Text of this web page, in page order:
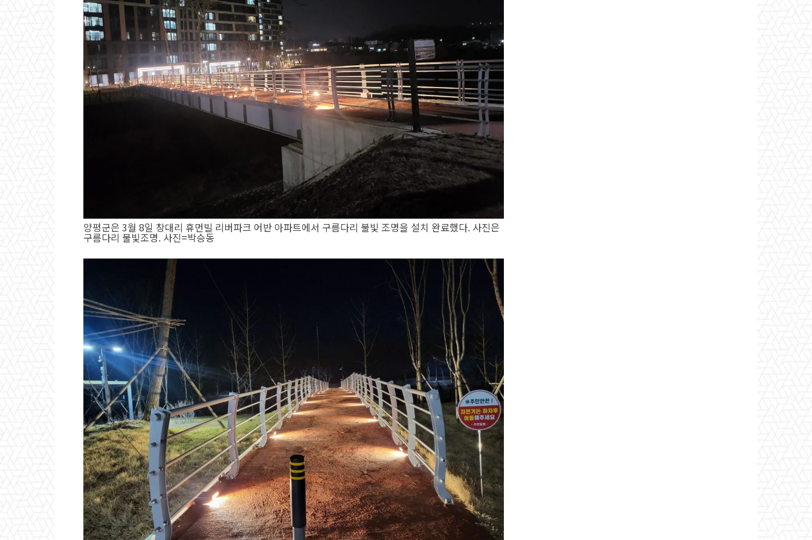
양평군은 3월 8일 창대리 휴먼빌 리버파크 어반 아파트에서 구름다리 불빛 조명을 설치 완료했다. 사진은
구름다리 불빛조명. 사진=박승동